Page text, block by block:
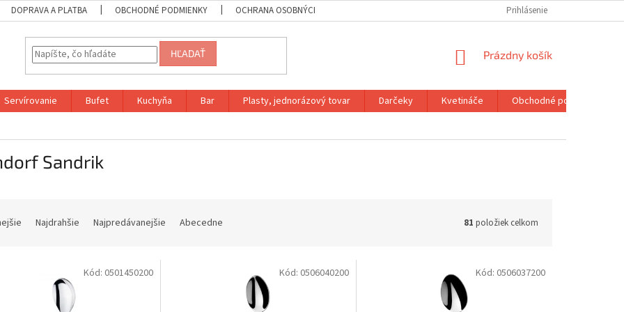
DOPRAVA A PLATBA OBCHODNÉ PODMIENKY OCHRANA OSOBNÝCH ÚDAJOV Prihlásenie
HĽADAŤ
NÁKUPNÝ
Prázdny košík
Servírovanie Bufet Kuchyňa Bar Plasty, jednorázový tovar Darčeky Kvetináče
Obchodné podmienky
Sandrik
Najdrahšie Najpredávanejšie Abecedne 81 položiek celkom
Kód: 0501450200 Kód: 0506040200 Kód: 0506037200